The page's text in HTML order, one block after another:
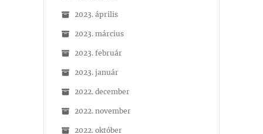
2023. április
2023. március
2023. február
2023. január
2022. december
2022. november
2022. október